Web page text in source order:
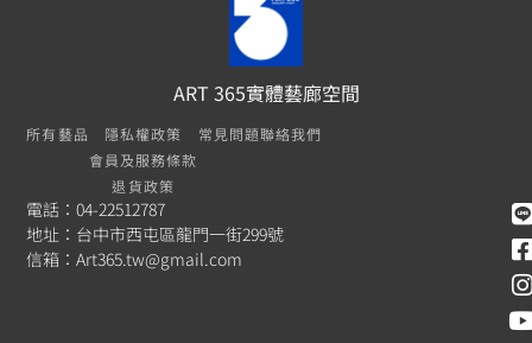
ART 365實體藝廊空間
所有藝品
隱私權政策
會員及服務條款
退貨政策
常見問題聯絡我們
電話：04-22512787
地址：台中市西屯區龍門一街299號
信箱：Art365.tw@gmail.com